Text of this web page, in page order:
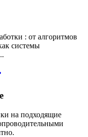
: от алгоритмов
системы
на подходящие